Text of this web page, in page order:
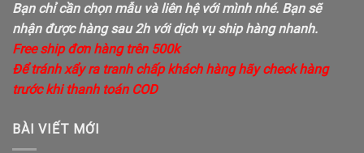
Bạn chỉ cần chọn mẫu và liên hệ với mình nhé. Bạn sẽ
nhận được hàng sau 2h với dịch vụ ship hàng nhanh.
Free ship đơn hàng trên 500k
Để tránh xẩy ra tranh chấp khách hàng hãy check hàng
trước khi thanh toán COD
BÀI VIẾT MỚI